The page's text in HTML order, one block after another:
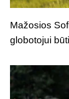
Mažosios
globotojui